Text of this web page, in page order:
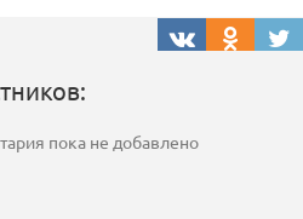
пока не добавлено